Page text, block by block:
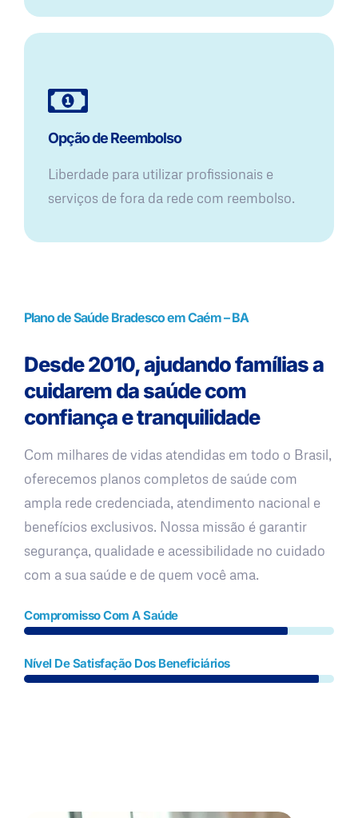
Opção de Reembolso
Liberdade para utilizar profissionais e
serviços de fora da rede com reembolso.
Plano de Saúde Bradesco em Caém – BA
Desde 2010, ajudando famílias a
cuidarem da saúde com
confiança e tranquilidade
Com milhares de vidas atendidas em todo o Brasil,
oferecemos planos completos de saúde com
ampla rede credenciada, atendimento nacional e
benefícios exclusivos. Nossa missão é garantir
segurança, qualidade e acessibilidade no cuidado
com a sua saúde e de quem você ama.
Compromisso Com A Saúde
Nível De Satisfação Dos Beneficiários